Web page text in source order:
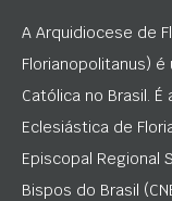
A Arquidiocese de
Florianopolitanus)
Católica no Brasil.
Eclesiástica de
Episcopal Regional
Bispos do Brasil